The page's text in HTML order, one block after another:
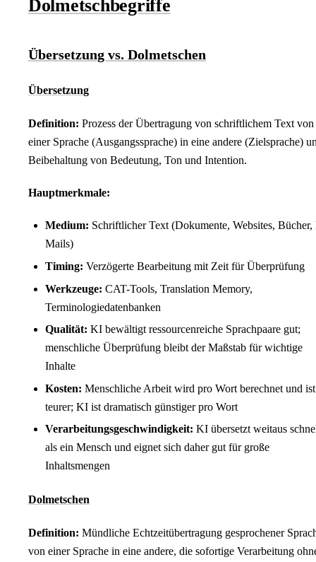
Dolmetschbegriffe
Übersetzung vs. Dolmetschen
Übersetzung
Definition: Prozess der Übertragung von schriftlichem Text von
einer Sprache (Ausgangssprache) in eine andere (Zielsprache)
Beibehaltung von Bedeutung, Ton und Intention.
Hauptmerkmale:
Medium: Schriftlicher Text (Dokumente, Websites, Bücher,
Mails)
Timing: Verzögerte Bearbeitung mit Zeit für Überprüfung
Werkzeuge: CAT-Tools, Translation Memory,
Terminologiedatenbanken
Qualität: KI bewältigt ressourcenreiche Sprachpaare gut;
menschliche Überprüfung bleibt der Maßstab für wichtige
Inhalte
Kosten: Menschliche Arbeit wird pro Wort berechnet und ist
teurer; KI ist dramatisch günstiger pro Wort
Verarbeitungsgeschwindigkeit: KI übersetzt weitaus
als ein Mensch und eignet sich daher gut für große
Inhaltsmengen
Dolmetschen
Definition: Mündliche Echtzeitübertragung gesprochener
von einer Sprache in eine andere, die sofortige Verarbeitung